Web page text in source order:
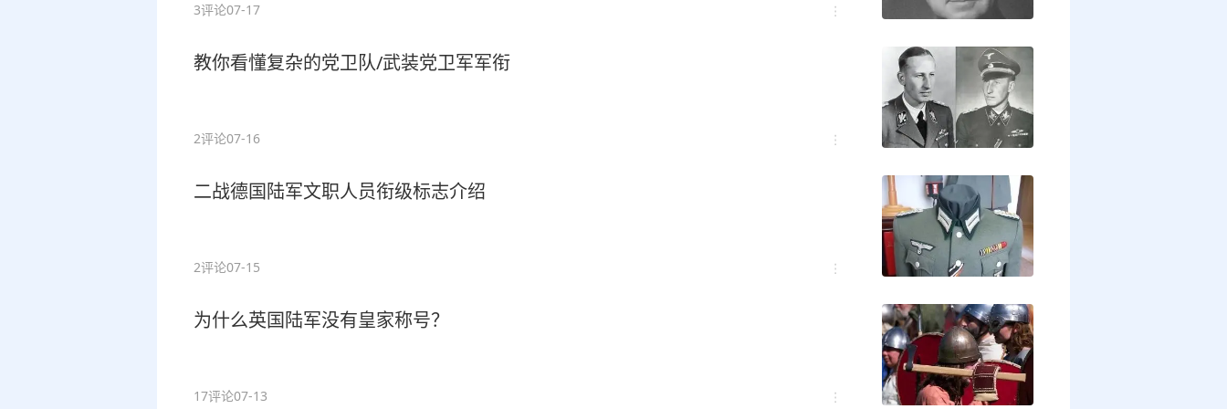
3评论07-17
教你看懂复杂的党卫队/武装党卫军军衔
2评论07-16
二战德国陆军文职人员衔级标志介绍
2评论07-15
为什么英国陆军没有皇家称号？
17评论07-13